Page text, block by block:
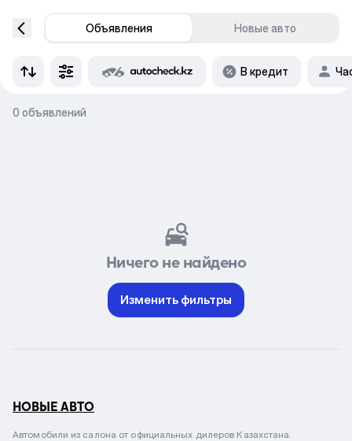
Объявления Новые авто
В кредит
0 объявлений
Ничего не найдено
Изменить фильтры
НОВЫЕ АВТО
Автомобили из салона от официальных дилеров Казахстана.